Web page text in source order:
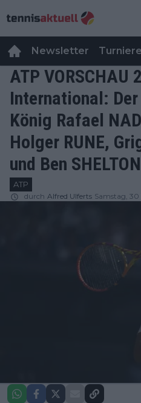
Newsletter Turniere
ATP VORSCHAU
International:
König Rafael
Holger RUNE,
und Ben
ATP
durch Alfred Ulferts Samstag, 30